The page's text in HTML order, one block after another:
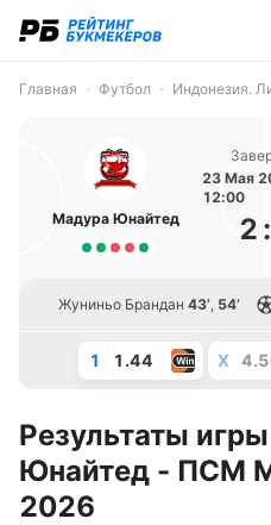
Главная Футбол Индонезия.
Мадура Юнайтед
23 Мая
12:00
2 :
Жуниньо Брандан 43’, 54’
1 1.44 X
Результаты
Юнайтед - ПСМ
2026